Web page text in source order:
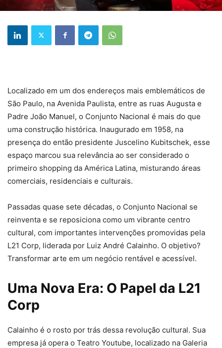
Localizado em um dos endereços mais emblemáticos de
São Paulo, na Avenida Paulista, entre as ruas Augusta e
Padre João Manuel, o Conjunto Nacional é mais do que
uma construção histórica. Inaugurado em 1958, na
presença do então presidente Juscelino Kubitschek, esse
espaço marcou sua relevância ao ser considerado o
primeiro shopping da América Latina, misturando áreas
comerciais, residenciais e culturais.
Passadas quase sete décadas, o Conjunto Nacional se
reinventa e se reposiciona como um vibrante centro
cultural, com importantes intervenções promovidas pela
L21 Corp, liderada por Luiz André Calainho. O objetivo?
Transformar arte em um negócio rentável e acessível.
Uma Nova Era: O Papel da L21
Corp
Calainho é o rosto por trás dessa revolução cultural. Sua
empresa já opera o Teatro Youtube, localizado na Galeria